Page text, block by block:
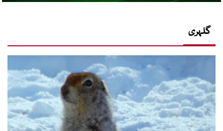
گلہری